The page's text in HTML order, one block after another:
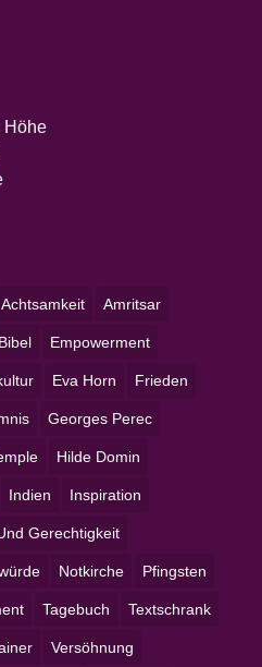
Höhe
Achtsamkeit Amritsar
Bibel Empowerment
Eva Horn Frieden
Georges Perec
Hilde Domin
Indien Inspiration
Gerechtigkeit
Notkirche Pfingsten
Tagebuch Textschrank
Versöhnung